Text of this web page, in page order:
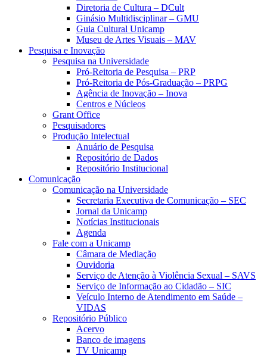
Diretoria de Cultura – DCult
Ginásio Multidisciplinar – GMU
Guia Cultural Unicamp
Museu de Artes Visuais – MAV
Pesquisa e Inovação
Pesquisa na Universidade
Pró-Reitoria de Pesquisa – PRP
Pró-Reitoria de Pós-Graduação – PRPG
Agência de Inovação – Inova
Centros e Núcleos
Grant Office
Pesquisadores
Produção Intelectual
Anuário de Pesquisa
Repositório de Dados
Repositório Institucional
Comunicação
Comunicação na Universidade
Secretaria Executiva de Comunicação – SEC
Jornal da Unicamp
Notícias Institucionais
Agenda
Fale com a Unicamp
Câmara de Mediação
Ouvidoria
Serviço de Atenção à Violência Sexual – SAVS
Serviço de Informação ao Cidadão – SIC
Veículo Interno de Atendimento em Saúde –
VIDAS
Repositório Público
Acervo
Banco de imagens
TV Unicamp